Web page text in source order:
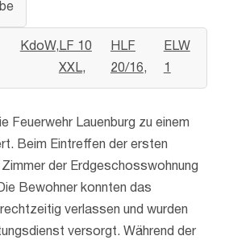
KdoW LF 10
XXL
HLF
20/16
ELW
1
Feuerwehr Lauenburg zu einem
Beim Eintreffen der ersten
der Erdgeschosswohnung
Bewohner konnten das
verlassen und wurden
versorgt. Während der